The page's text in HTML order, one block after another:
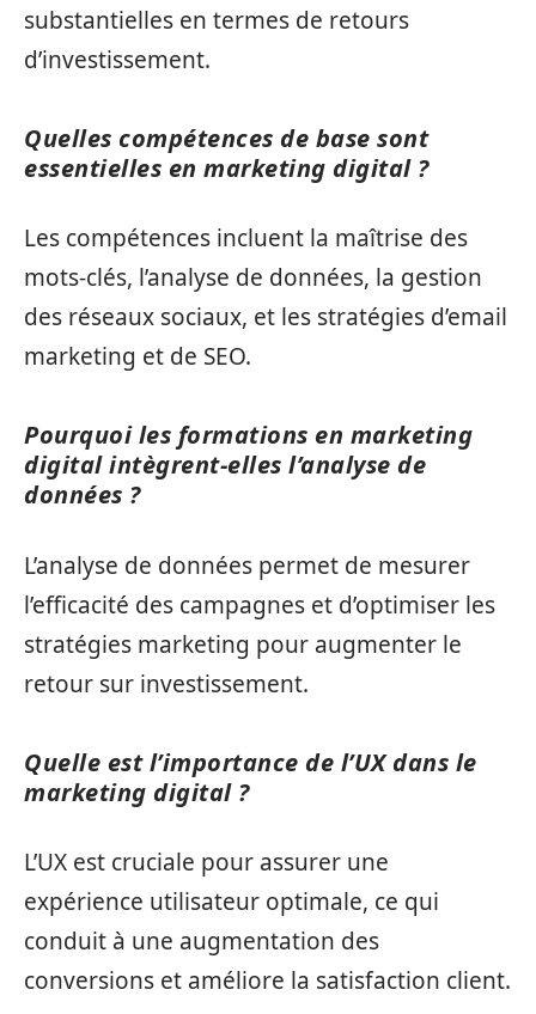
substantielles en termes de retours
d’investissement.
Quelles compétences de base sont
essentielles en marketing digital ?
Les compétences incluent la maîtrise des
mots-clés, l’analyse de données, la gestion
des réseaux sociaux, et les stratégies d’email
marketing et de SEO.
Pourquoi les formations en marketing
digital intègrent-elles l’analyse de
données ?
L’analyse de données permet de mesurer
l’efficacité des campagnes et d’optimiser les
stratégies marketing pour augmenter le
retour sur investissement.
Quelle est l’importance de l’UX dans le
marketing digital ?
L’UX est cruciale pour assurer une
expérience utilisateur optimale, ce qui
conduit à une augmentation des
conversions et améliore la satisfaction client.